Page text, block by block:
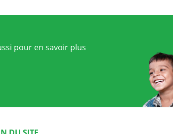
pour en savoir plus